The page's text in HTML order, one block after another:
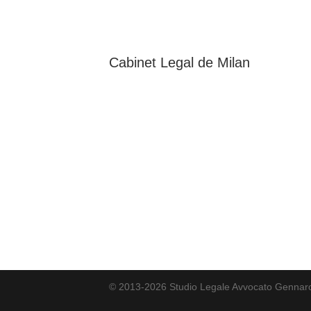
Cabinet Legal de Milan
© 2013-2026 Studio Legale Avvocato